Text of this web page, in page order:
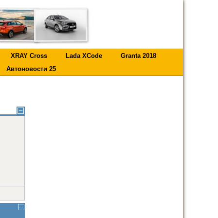
XRAY Cross Lada XCode
Granta 2018
Автоновости 25